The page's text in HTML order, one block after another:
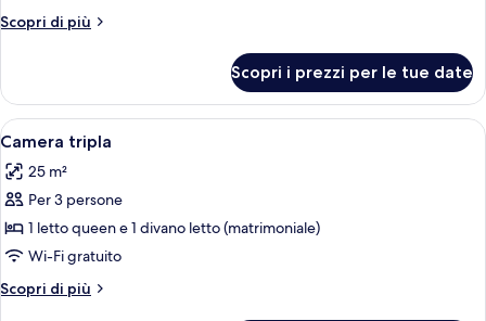
Scopri di più
Altri
Classic
Scopri i prezzi per le tue date
Apri
tutte
le
foto
per
Camera
tripla
Camera d'albergo con un letto, una
4
Camera tripla
25 m²
Per 3 persone
1 letto queen e 1 divano letto (matrimoniale)
Wi-Fi gratuito
Scopri di più
Altri